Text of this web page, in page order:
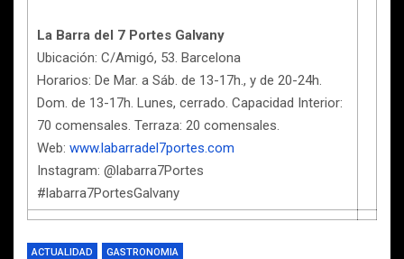
La Barra del 7 Portes Galvany
Ubicación: C/Amigó, 53. Barcelona
Horarios: De Mar. a Sáb. de 13-17h., y de 20-24h.
Dom. de 13-17h. Lunes, cerrado. Capacidad Interior:
70 comensales. Terraza: 20 comensales.
Web: www.labarradel7portes.com
Instagram: @labarra7Portes
#labarra7PortesGalvany
ACTUALIDAD GASTRONOMIA